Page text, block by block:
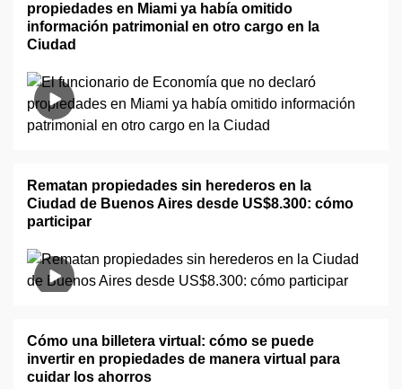
propiedades en Miami ya había omitido
información patrimonial en otro cargo en la
Ciudad
Rematan propiedades sin herederos en la
Ciudad de Buenos Aires desde US$8.300: cómo
participar
Cómo una billetera virtual: cómo se puede
invertir en propiedades de manera virtual para
cuidar los ahorros